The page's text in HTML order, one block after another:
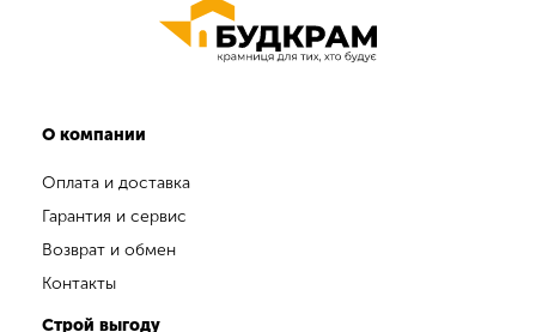
О компании
Оплата и доставка
Гарантия и сервис
Возврат и обмен
Контакты
Строй выгоду